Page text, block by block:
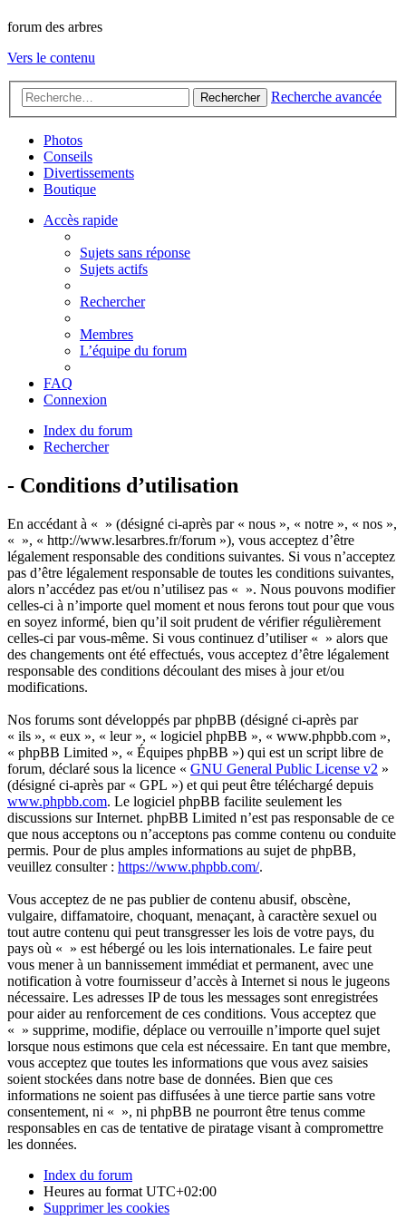
forum des arbres
Vers le contenu
Rechercher Recherche avancée
Photos
Conseils
Divertissements
Boutique
Accès rapide
Sujets sans réponse
Sujets actifs
Rechercher
Membres
L’équipe du forum
FAQ
Connexion
Index du forum
Rechercher
- Conditions d’utilisation
En accédant à « » (désigné ci-après par « nous », « notre », « nos »,
« », « http://www.lesarbres.fr/forum »), vous acceptez d’être
légalement responsable des conditions suivantes. Si vous n’acceptez
pas d’être légalement responsable de toutes les conditions suivantes,
alors n’accédez pas et/ou n’utilisez pas « ». Nous pouvons modifier
celles-ci à n’importe quel moment et nous ferons tout pour que vous
en soyez informé, bien qu’il soit prudent de vérifier régulièrement
celles-ci par vous-même. Si vous continuez d’utiliser « » alors que
des changements ont été effectués, vous acceptez d’être légalement
responsable des conditions découlant des mises à jour et/ou
modifications.
Nos forums sont développés par phpBB (désigné ci-après par
« ils », « eux », « leur », « logiciel phpBB », « www.phpbb.com »,
« phpBB Limited », « Équipes phpBB ») qui est un script libre de
forum, déclaré sous la licence « GNU General Public License v2 »
(désigné ci-après par « GPL ») et qui peut être téléchargé depuis
www.phpbb.com. Le logiciel phpBB facilite seulement les
discussions sur Internet. phpBB Limited n’est pas responsable de ce
que nous acceptons ou n’acceptons pas comme contenu ou conduite
permis. Pour de plus amples informations au sujet de phpBB,
veuillez consulter : https://www.phpbb.com/.
Vous acceptez de ne pas publier de contenu abusif, obscène,
vulgaire, diffamatoire, choquant, menaçant, à caractère sexuel ou
tout autre contenu qui peut transgresser les lois de votre pays, du
pays où « » est hébergé ou les lois internationales. Le faire peut
vous mener à un bannissement immédiat et permanent, avec une
notification à votre fournisseur d’accès à Internet si nous le jugeons
nécessaire. Les adresses IP de tous les messages sont enregistrées
pour aider au renforcement de ces conditions. Vous acceptez que
« » supprime, modifie, déplace ou verrouille n’importe quel sujet
lorsque nous estimons que cela est nécessaire. En tant que membre,
vous acceptez que toutes les informations que vous avez saisies
soient stockées dans notre base de données. Bien que ces
informations ne soient pas diffusées à une tierce partie sans votre
consentement, ni « », ni phpBB ne pourront être tenus comme
responsables en cas de tentative de piratage visant à compromettre
les données.
Index du forum
Heures au format UTC+02:00
Supprimer les cookies